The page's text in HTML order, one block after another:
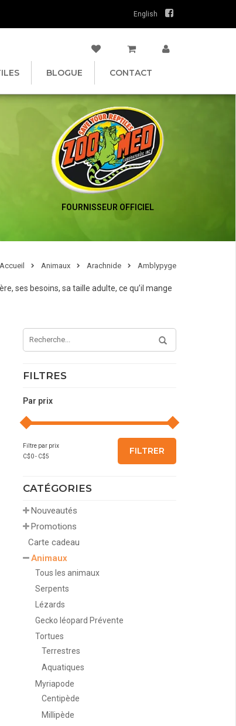
English
BLOGUE CONTACT
FOURNISSEUR OFFICIEL
Accueil Animaux Arachnide Amblypyge
ses besoins, sa taille adulte, ce qu’il mange
FILTRES
Par prix
Filtre par prix
C$0- C$5
FILTRER
CATÉGORIES
Nouveautés
Promotions
Carte cadeau
Animaux
Tous les animaux
Serpents
Lézards
Gecko léopard Prévente
Tortues
Terrestres
Aquatiques
Myriapode
Centipède
Millipède